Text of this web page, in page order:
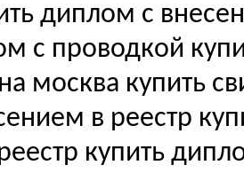
диплом с
с проводкой
москва купить
в реестр
купить